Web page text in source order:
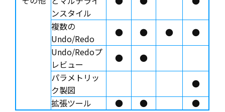
ンスタイル
複数の
Undo/Redo
● ● ●
●
Undo/Redoプ
レビュー
●
●
パラメトリッ
ク製図
●
拡張ツール
● ● ●